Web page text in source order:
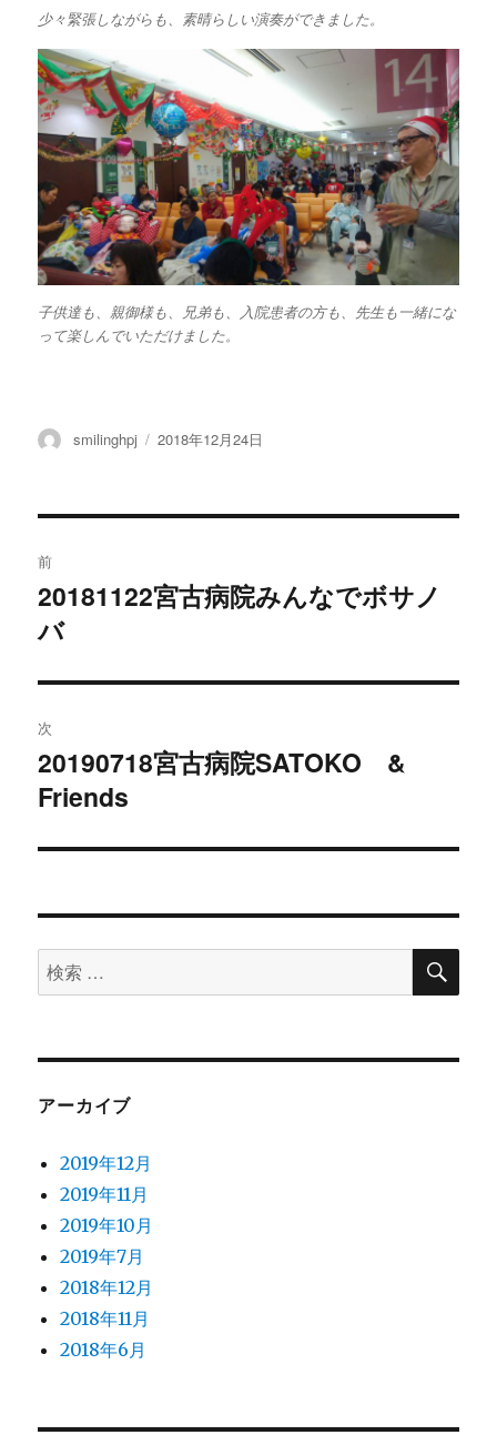
少々緊張しながらも、素晴らしい演奏ができました。
子供達も、親御様も、兄弟も、入院患者の方も、先生も一緒にな
って楽しんでいただけました。
投
smilinghpj
投
2018年12月24日
稿
ナ
ビ
ゲ
ー
ン
前
過
去
投
稿:
20181122宮古病院みんなでボサノ
バ
次
次
の
稿:
20190718宮古病院SATOKO &
Friends
検
索
象:
検
アーカイブ
2019年12月
2019年11月
2019年10月
2019年7月
2018年12月
2018年11月
2018年6月